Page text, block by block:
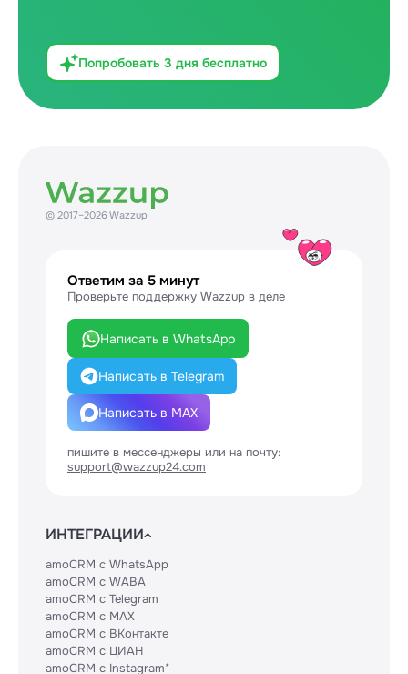
Попробовать 3 дня бесплатно
© 2017–2026 Wazzup
Ответим за 5 минут
Проверьте поддержку Wazzup в деле
Написать в WhatsApp
Написать в Telegram
Написать в MAX
пишите в мессенджеры или на почту:
support@wazzup24.com
ИНТЕГРАЦИИ
amoCRM с WhatsApp
amoCRM с WABA
amoCRM с Telegram
amoCRM с MAX
amoCRM с ВКонтакте
amoCRM с ЦИАН
amoCRM с Instagram*